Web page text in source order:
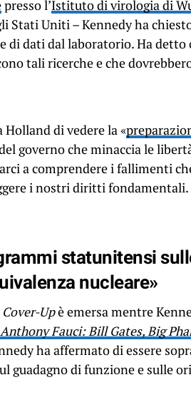
presso l’Istituto di virologia di
Stati Uniti – Kennedy ha
di dati dal laboratorio. Ha detto
tali ricerche e che
di vedere la «
governo che minaccia le
a comprendere i fallimenti
i nostri diritti
statunitensi
nucleare»
Upè emersa mentre
Fauci: Bill Gates, Big
ha affermato di essere
guadagno di funzione e sulle